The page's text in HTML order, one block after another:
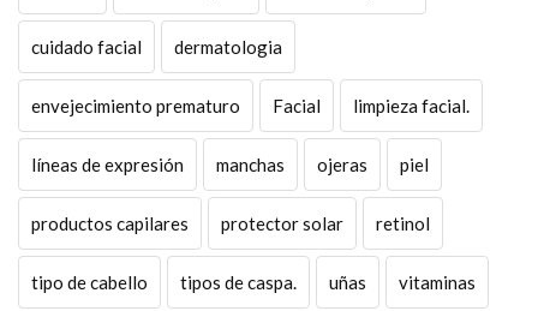
cuidado facial dermatologia
envejecimiento prematuro Facial limpieza facial.
líneas de expresión manchas ojeras piel
productos capilares protector solar retinol
tipo de cabello tipos de caspa. uñas vitaminas